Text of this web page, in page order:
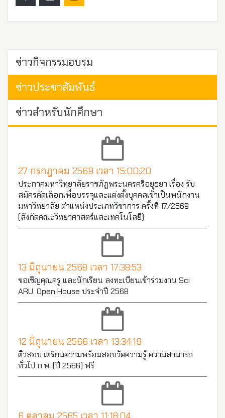
ข่าวกิจกรรมอบรม
ข่าวประชาสัมพันธ์
ข่าวสำหรับนักศึกษา
27 กรกฎาคม 2569 เวลา 15:00:20
ประกาศมหาวิทยาลัยราชภัฏพระนครศรีอยุธยา เรื่อง รับ
สมัครคัดเลือกเพื่อบรรจุและแต่งตั้งบุคคลเข้าเป็นพนักงาน
มหาวิทยาลัย ตำแหน่งประเภทวิชาการ ครั้งที่ 17/2569
(สังกัดคณะวิทยาศาสตร์และเทคโนโลยี)
13 มิถุนายน 2568 เวลา 17:38:53
ขอเชิญคุณครู และนักเรียน ลงทะเบียนเข้าร่วมงาน Sci
ARU. Open House ประจำปี 2568
12 มิถุนายน 2566 เวลา 13:34:19
ติวสอบ เตรียมความพร้อมสอบวัดความรู้ ความสามารถ
ทั่วไป ก.พ. (ปี 2566) ฟรี